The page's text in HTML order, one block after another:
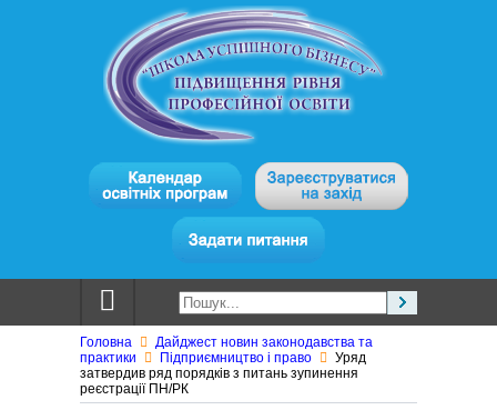
Головна
Дайджест новин законодавства та
практики
Підприємництво і право
Уряд
затвердив ряд порядків з питань зупинення
реєстрації ПН/РК